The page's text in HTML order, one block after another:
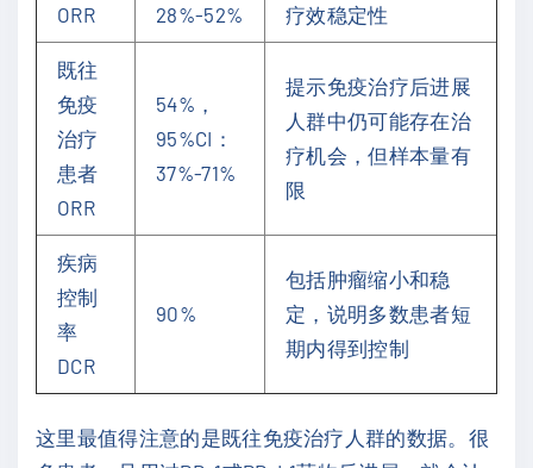
ORR
28%-52%
疗效稳定性
既往
免疫
治疗
患者
ORR
54%，
95%CI：
37%-71%
提示免疫治疗后进展
人群中仍可能存在治
疗机会，但样本量有
限
疾病
控制
率
DCR
90%
包括肿瘤缩小和稳
定，说明多数患者短
期内得到控制
这里最值得注意的是既往免疫治疗人群的数据。很